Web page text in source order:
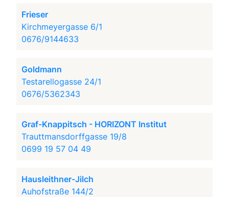
Frieser
Kirchmeyergasse 6/1
0676/9144633
Goldmann
Testarellogasse 24/1
0676/5362343
Graf-Knappitsch - HORIZONT Institut
Trauttmansdorffgasse 19/8
0699 19 57 04 49
Hausleithner-Jilch
Auhofstraße 144/2